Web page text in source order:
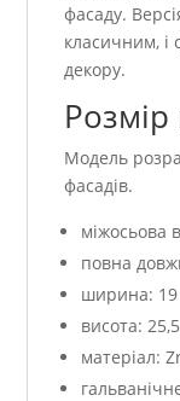
фасаду.
класичним, і
декору.
Розмір
Модель
фасадів.
міжосьова
повна
ширина:
висота:
матеріал: